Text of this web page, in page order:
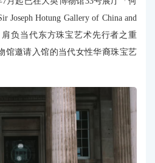
Joseph Hotung Gallery of China and
肩负当代东方珠宝艺术先行者之重
馆邀请入馆的当代女性华裔珠宝艺